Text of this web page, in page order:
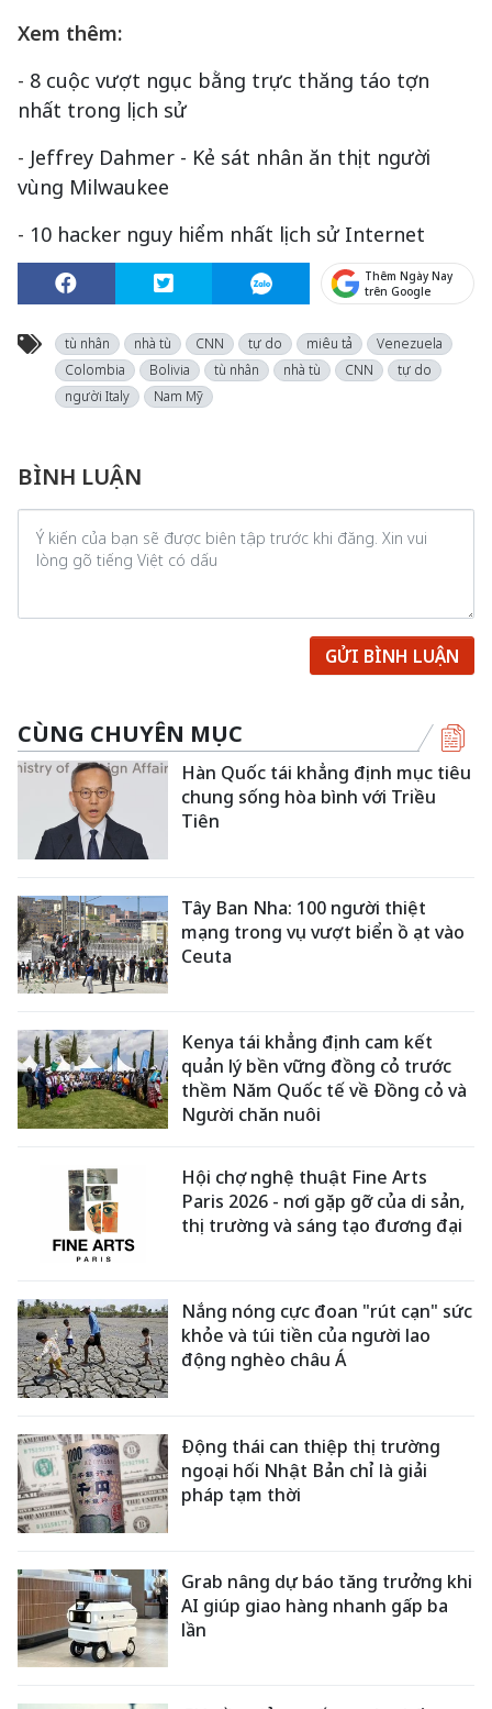
Xem thêm:
- 8 cuộc vượt ngục bằng trực thăng táo tợn
nhất trong lịch sử
- Jeffrey Dahmer - Kẻ sát nhân ăn thịt người
vùng Milwaukee
- 10 hacker nguy hiểm nhất lịch sử Internet
Thêm Ngày Nay
trên Google
tù nhân nhà tù CNN tự do miêu tả
Venezuela
Colombia
Bolivia tù nhân nhà tù CNN
tự do
người Italy
Nam Mỹ
BÌNH LUẬN
GỬI BÌNH LUẬN
CÙNG CHUYÊN MỤC
Hàn Quốc tái khẳng định mục tiêu
chung sống hòa bình với Triều
Tiên
Tây Ban Nha: 100 người thiệt
mạng trong vụ vượt biển ồ ạt vào
Ceuta
Kenya tái khẳng định cam kết
quản lý bền vững đồng cỏ trước
thềm Năm Quốc tế về Đồng cỏ và
Người chăn nuôi
Hội chợ nghệ thuật Fine Arts
Paris 2026 - nơi gặp gỡ của di sản,
thị trường và sáng tạo đương đại
Nắng nóng cực đoan "rút cạn" sức
khỏe và túi tiền của người lao
động nghèo châu Á
Động thái can thiệp thị trường
ngoại hối Nhật Bản chỉ là giải
pháp tạm thời
Grab nâng dự báo tăng trưởng khi
AI giúp giao hàng nhanh gấp ba
lần